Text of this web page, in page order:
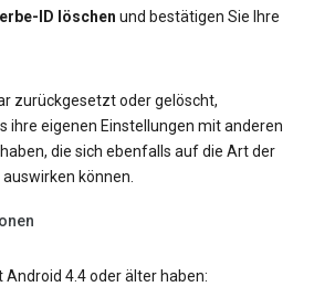
ID löschen und bestätigen Sie Ihre
zurückgesetzt oder gelöscht,
ihre eigenen Einstellungen mit anderen
die sich ebenfalls auf die Art der
können.
Android 4.4 oder älter haben: